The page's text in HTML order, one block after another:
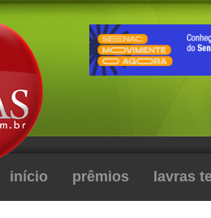
início prêmios lavras